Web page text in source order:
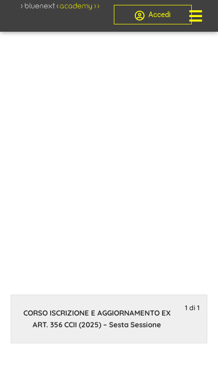
Accedi
24 Febbraio 2025 14:00
1 di 1
CORSO ISCRIZIONE E AGGIORNAMENTO EX
ART. 356 CCII (2025) – Sesta Sessione